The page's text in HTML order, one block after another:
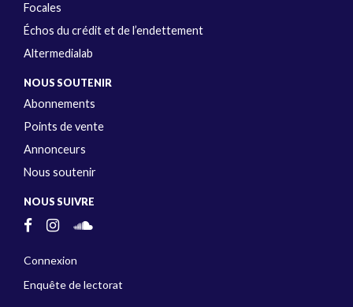
Focales
Échos du crédit et de l’endettement
Altermedialab
NOUS SOUTENIR
Abonnements
Points de vente
Annonceurs
Nous soutenir
NOUS SUIVRE
Connexion
Enquête de lectorat